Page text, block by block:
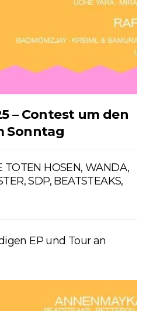
– Contest um den
Sonntag
TOTEN HOSEN, WANDA,
SDP, BEATSTEAKS,
EP und Tour an